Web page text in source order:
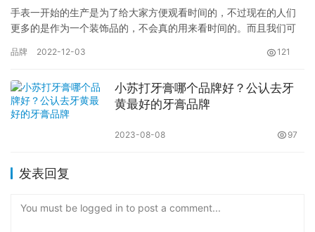
手表一开始的生产是为了给大家方便观看时间的，不过现在的人们
更多的是作为一个装饰品的，不会真的用来看时间的。而且我们可
的手表…
品牌 2022-12-03 121
小苏打牙膏哪个品牌好？公认去牙
黄最好的牙膏品牌
2023-08-08 97
发表回复
You must be logged in to post a comment...